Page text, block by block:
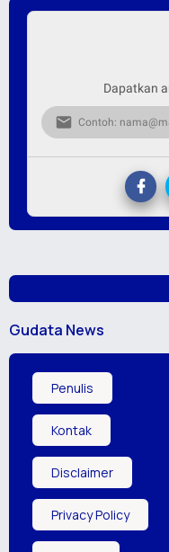
Dapatkan
Gudata News
Penulis
Kontak
Disclaimer
Privacy Policy